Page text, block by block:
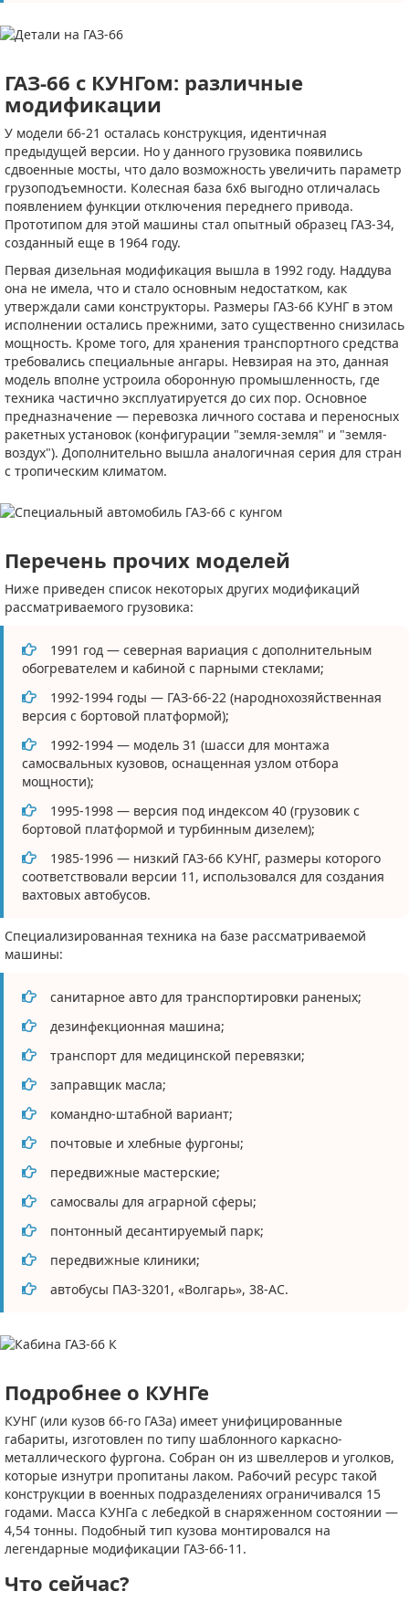
ГАЗ-66 с КУНГом: различные
модификации
У модели 66-21 осталась конструкция, идентичная
предыдущей версии. Но у данного грузовика появились
сдвоенные мосты, что дало возможность увеличить параметр
грузоподъемности. Колесная база 6х6 выгодно отличалась
появлением функции отключения переднего привода.
Прототипом для этой машины стал опытный образец ГАЗ-34,
созданный еще в 1964 году.
Первая дизельная модификация вышла в 1992 году. Наддува
она не имела, что и стало основным недостатком, как
утверждали сами конструкторы. Размеры ГАЗ-66 КУНГ в этом
исполнении остались прежними, зато существенно снизилась
мощность. Кроме того, для хранения транспортного средства
требовались специальные ангары. Невзирая на это, данная
модель вполне устроила оборонную промышленность, где
техника частично эксплуатируется до сих пор. Основное
предназначение — перевозка личного состава и переносных
ракетных установок (конфигурации "земля-земля" и "земля-
воздух"). Дополнительно вышла аналогичная серия для стран
с тропическим климатом.
Перечень прочих моделей
Ниже приведен список некоторых других модификаций
рассматриваемого грузовика:
1991 год — северная вариация с дополнительным
обогревателем и кабиной с парными стеклами;
1992-1994 годы — ГАЗ-66-22 (народнохозяйственная
версия с бортовой платформой);
1992-1994 — модель 31 (шасси для монтажа
самосвальных кузовов, оснащенная узлом отбора
мощности);
1995-1998 — версия под индексом 40 (грузовик с
бортовой платформой и турбинным дизелем);
1985-1996 — низкий ГАЗ-66 КУНГ, размеры которого
соответствовали версии 11, использовался для создания
вахтовых автобусов.
Специализированная техника на базе рассматриваемой
машины:
санитарное авто для транспортировки раненых;
дезинфекционная машина;
транспорт для медицинской перевязки;
заправщик масла;
командно-штабной вариант;
почтовые и хлебные фургоны;
передвижные мастерские;
самосвалы для аграрной сферы;
понтонный десантируемый парк;
передвижные клиники;
автобусы ПАЗ-3201, «Волгарь», 38-АС.
Подробнее о КУНГе
КУНГ (или кузов 66-го ГАЗа) имеет унифицированные
габариты, изготовлен по типу шаблонного каркасно-
металлического фургона. Собран он из швеллеров и уголков,
которые изнутри пропитаны лаком. Рабочий ресурс такой
конструкции в военных подразделениях ограничивался 15
годами. Масса КУНГа с лебедкой в снаряженном состоянии —
4,54 тонны. Подобный тип кузова монтировался на
легендарные модификации ГАЗ-66-11.
Что сейчас?